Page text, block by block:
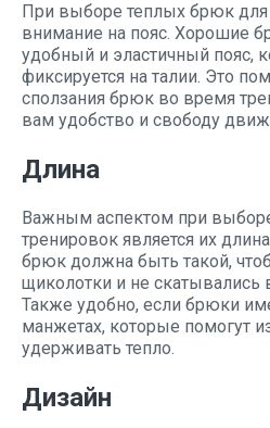
При выборе теплых брюк для
внимание на пояс. Хорошие
удобный и эластичный пояс,
фиксируется на талии. Это
сползания брюк во время
вам удобство и свободу
Длина
Важным аспектом при
тренировок является их
брюк должна быть такой,
щиколотки и не скатывались
Также удобно, если брюки
манжетах, которые помогут
удерживать тепло.
Дизайн